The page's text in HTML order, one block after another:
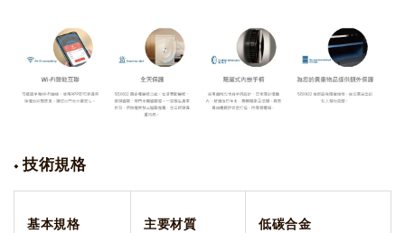
◆技術規格
基本規格
主要材質
低碳合金